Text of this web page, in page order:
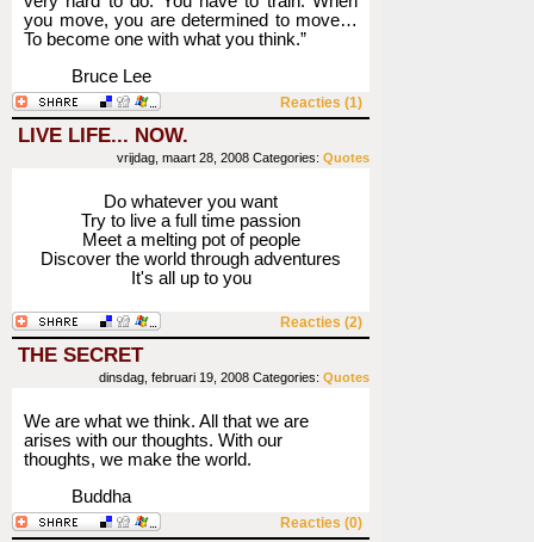
you move, you are determined to move…
To become one with what you think.”
Bruce Lee
Reacties (1)
LIVE LIFE... NOW.
vrijdag, maart 28, 2008 Categories: Quotes
Do whatever you want
Try to live a full time passion
Meet a melting pot of people
Discover the world through adventures
It's all up to you
Reacties (2)
THE SECRET
dinsdag, februari 19, 2008 Categories: Quotes
We are what we think. All that we are
arises with our thoughts. With our
thoughts, we make the world.
Buddha
Reacties (0)